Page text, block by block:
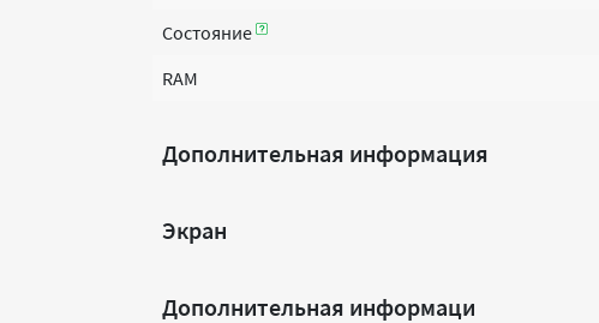
Состояние
RAM
Дополнительная информация
Экран
Дополнительная информаци